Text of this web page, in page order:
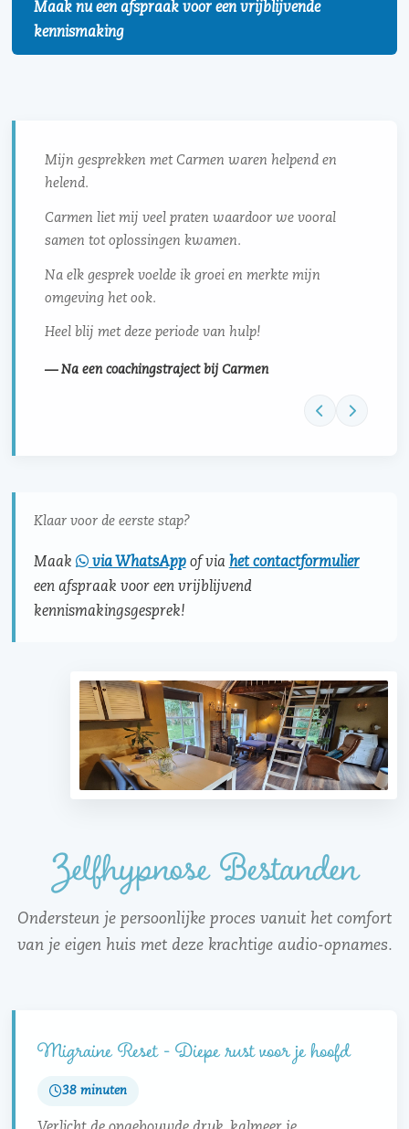
Maak nu een afspraak voor een vrijblijvende
kennismaking
Mijn gesprekken met Carmen waren helpend en
helend.
Carmen liet mij veel praten waardoor we vooral
samen tot oplossingen kwamen.
Na elk gesprek voelde ik groei en merkte mijn
omgeving het ook.
Heel blij met deze periode van hulp!
— Na een coachingstraject bij Carmen
Klaar voor de eerste stap?
Maak via WhatsAppof via het contactformulier
een afspraak voor een vrijblijvend
kennismakingsgesprek!
Zelfhypnose Bestanden
Ondersteun je persoonlijke proces vanuit het comfort
van je eigen huis met deze krachtige audio-opnames.
Migraine Reset - Diepe rust voor je hoofd
38 minuten